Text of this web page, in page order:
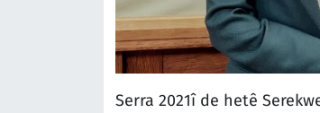
Serra 2021î de hetê